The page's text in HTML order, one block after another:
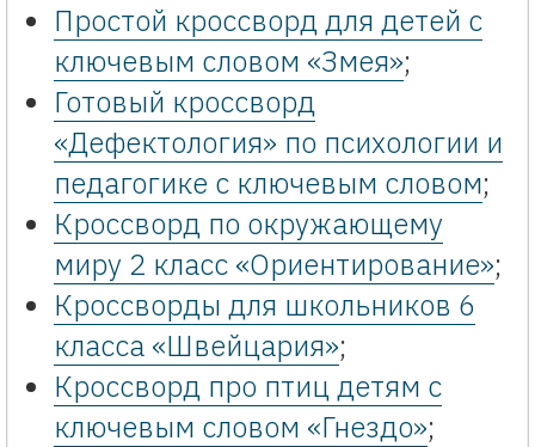
Простой кроссворд для детей с
ключевым словом «Змея»;
Готовый кроссворд
«Дефектология» по психологии и
педагогике с ключевым словом;
Кроссворд по окружающему
миру 2 класс «Ориентирование»;
Кроссворды для школьников 6
класса «Швейцария»;
Кроссворд про птиц детям с
ключевым словом «Гнездо»;